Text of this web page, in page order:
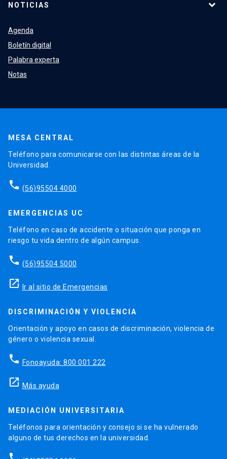
NOTICIAS
Agenda
Boletín digital
Palabra experta
Notas
MESA CENTRAL
Teléfono para comunicarse con las distintas áreas de la
Universidad.
phone (56)95504 4000
EMERGENCIAS UC
Teléfono en caso de accidente o situación que ponga en
riesgo tu vida dentro de algún campus.
phone (56)95504 5000
launch Ir al sitio de Emergencias
DISCRIMINACIÓN Y VIOLENCIA
Orientación y apoyo en casos de discriminación, violencia de
género o violencia sexual.
phone Fonoayuda: 800 001 222
launch Más ayuda
MEDIACIÓN UNIVERSITARIA
Teléfonos para orientación y consejo si se ha vulnerado
alguno de tus derechos en la universidad.